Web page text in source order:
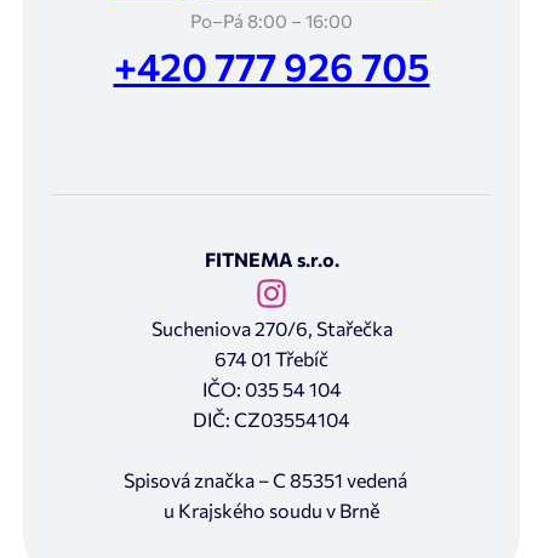
Po–Pá 8:00 – 16:00
+420 777 926 705
FITNEMA s.r.o.
Sucheniova 270/6, Stařečka
674 01 Třebíč
IČO: 035 54 104
DIČ: CZ03554104
Spisová značka – C 85351 vedená
u Krajského soudu v Brně